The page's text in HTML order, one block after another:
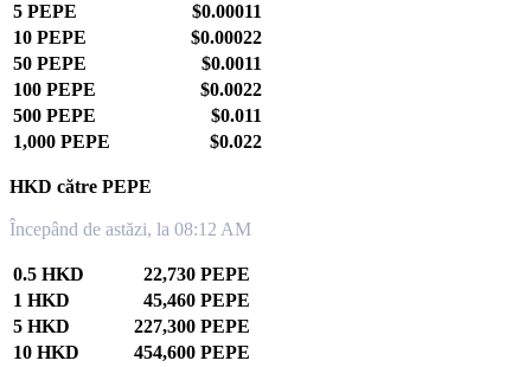
5 PEPE
$0.00011
10 PEPE
$0.00022
50 PEPE
$0.0011
100 PEPE
$0.0022
500 PEPE
$0.011
1,000 PEPE
$0.022
HKD către PEPE
Începând de astăzi, la 08:12 AM
0.5 HKD
22,730 PEPE
1 HKD
45,460 PEPE
5 HKD
227,300 PEPE
10 HKD
454,600 PEPE